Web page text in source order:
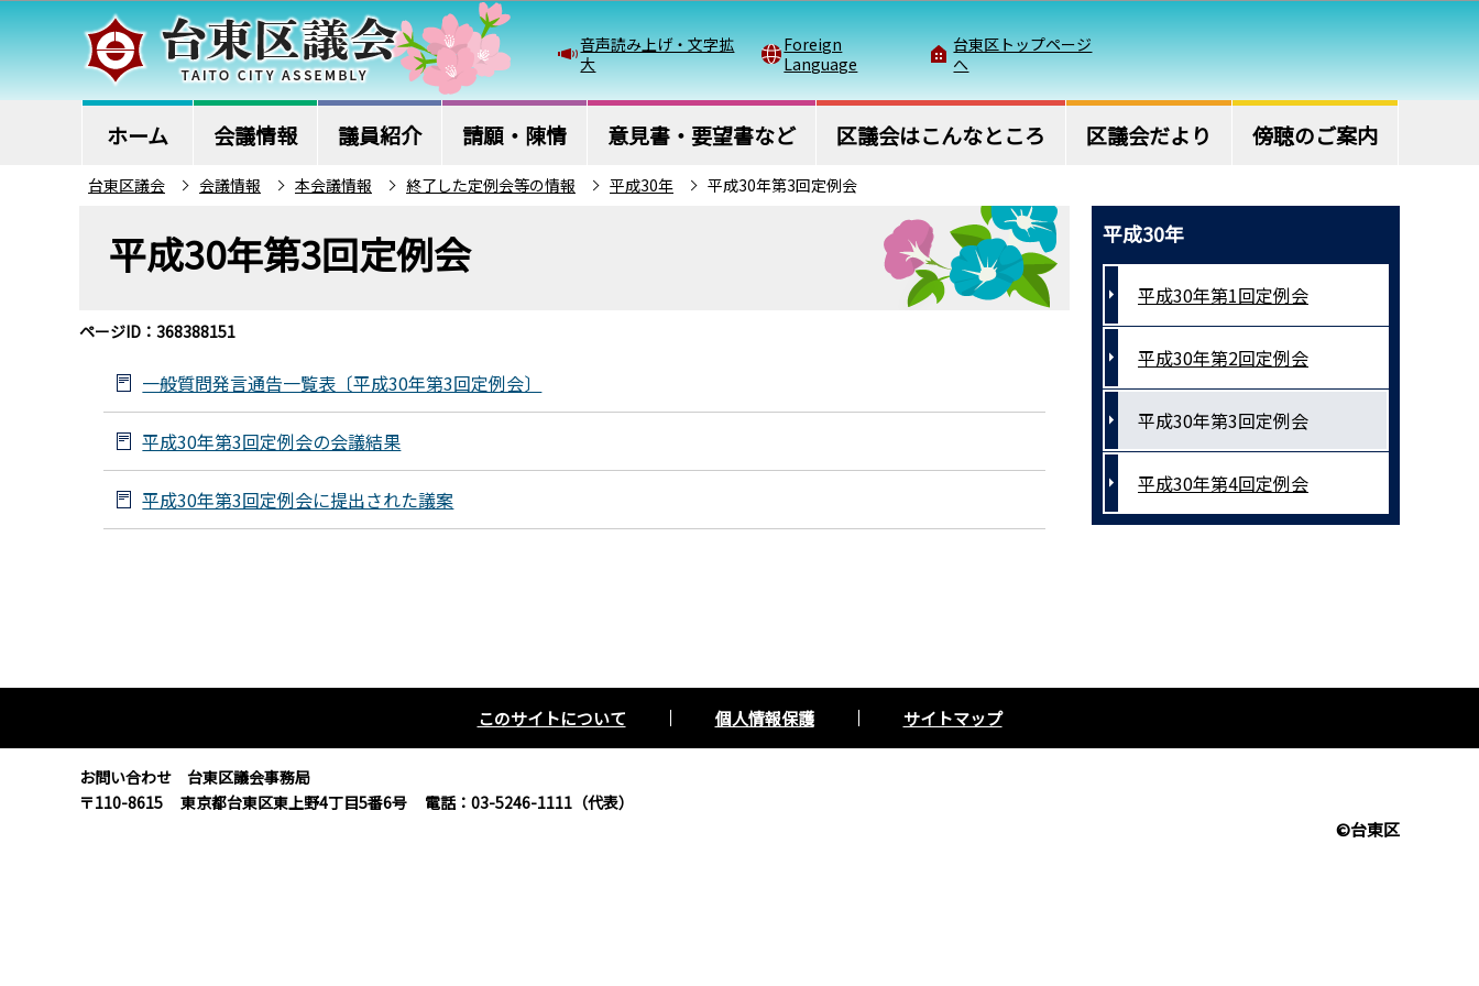
こ
の
ペ
ー
このページの本文へ移動
音声読み上げ・文字拡
大
Foreign
Language
台東区トップページ
へ
ホーム 会議情報 議員紹介 請願・陳情 意見書・要望書など 区議会はこんなところ 区議会だより 傍聴のご案内
台東区議会 会議情報 本会議情報 終了した定例会等の情報 平成30年 平成30年第3回定例会
か
平成30年第3回定例会
ページID：368388151
一般質問発言通告一覧表〔平成30年第3回定例会〕
平成30年第3回定例会の会議結果
平成30年第3回定例会に提出された議案
平成30年
平成30年第1回定例会
平成30年第2回定例会
平成30年第3回定例会
平成30年第4回定例会
このサイトについて 個人情報保護 サイトマップ
お問い合わせ 台東区議会事務局
〒110-8615
東京都台東区東上野4丁目5番6号 電話：03-5246-1111（代表）
©台東区